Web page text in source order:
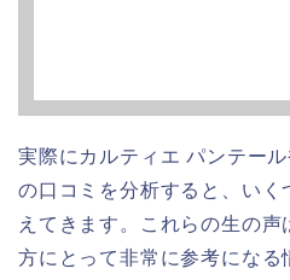
実際にカルティエ パンテー
の口コミを分析すると、いく
えてきます。これらの生の声
方にとって非常に参考になる